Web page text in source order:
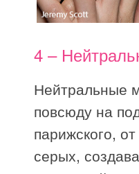
4 –
Нейтральные
повсюду на
парижского,
серых,